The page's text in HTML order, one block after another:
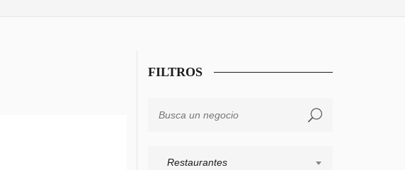
FILTROS
Restaurantes